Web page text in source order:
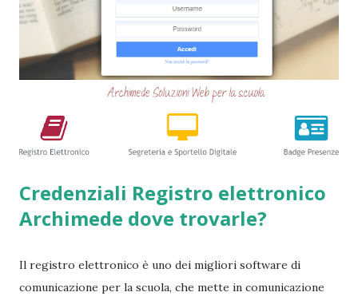
esiste qualche possibilità, (fortunatamente per molti
cittadini) di accedere a questi prodotti. Ecco perchè
abbiamo deciso di creare questa guida dettagliata. Nel
frattempo, se volete potete anche consultare le seguenti
guide => Come accedere a prestiti dopo essere stati
segnalati al Crif - Prest...
Credenziali Registro elettronico
Archimede dove trovarle?
Il registro elettronico è uno dei migliori software di
comunicazione per la scuola, che mette in comunicazione